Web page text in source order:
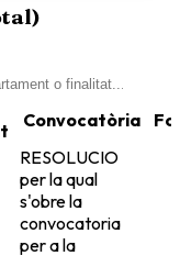
Convocatòria
RESOLUCIO
per la qual
s'obre la
convocatoria
per a la